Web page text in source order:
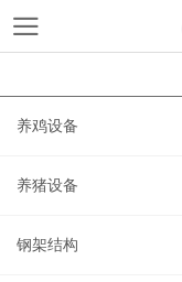
养鸡设备
养猪设备
钢架结构